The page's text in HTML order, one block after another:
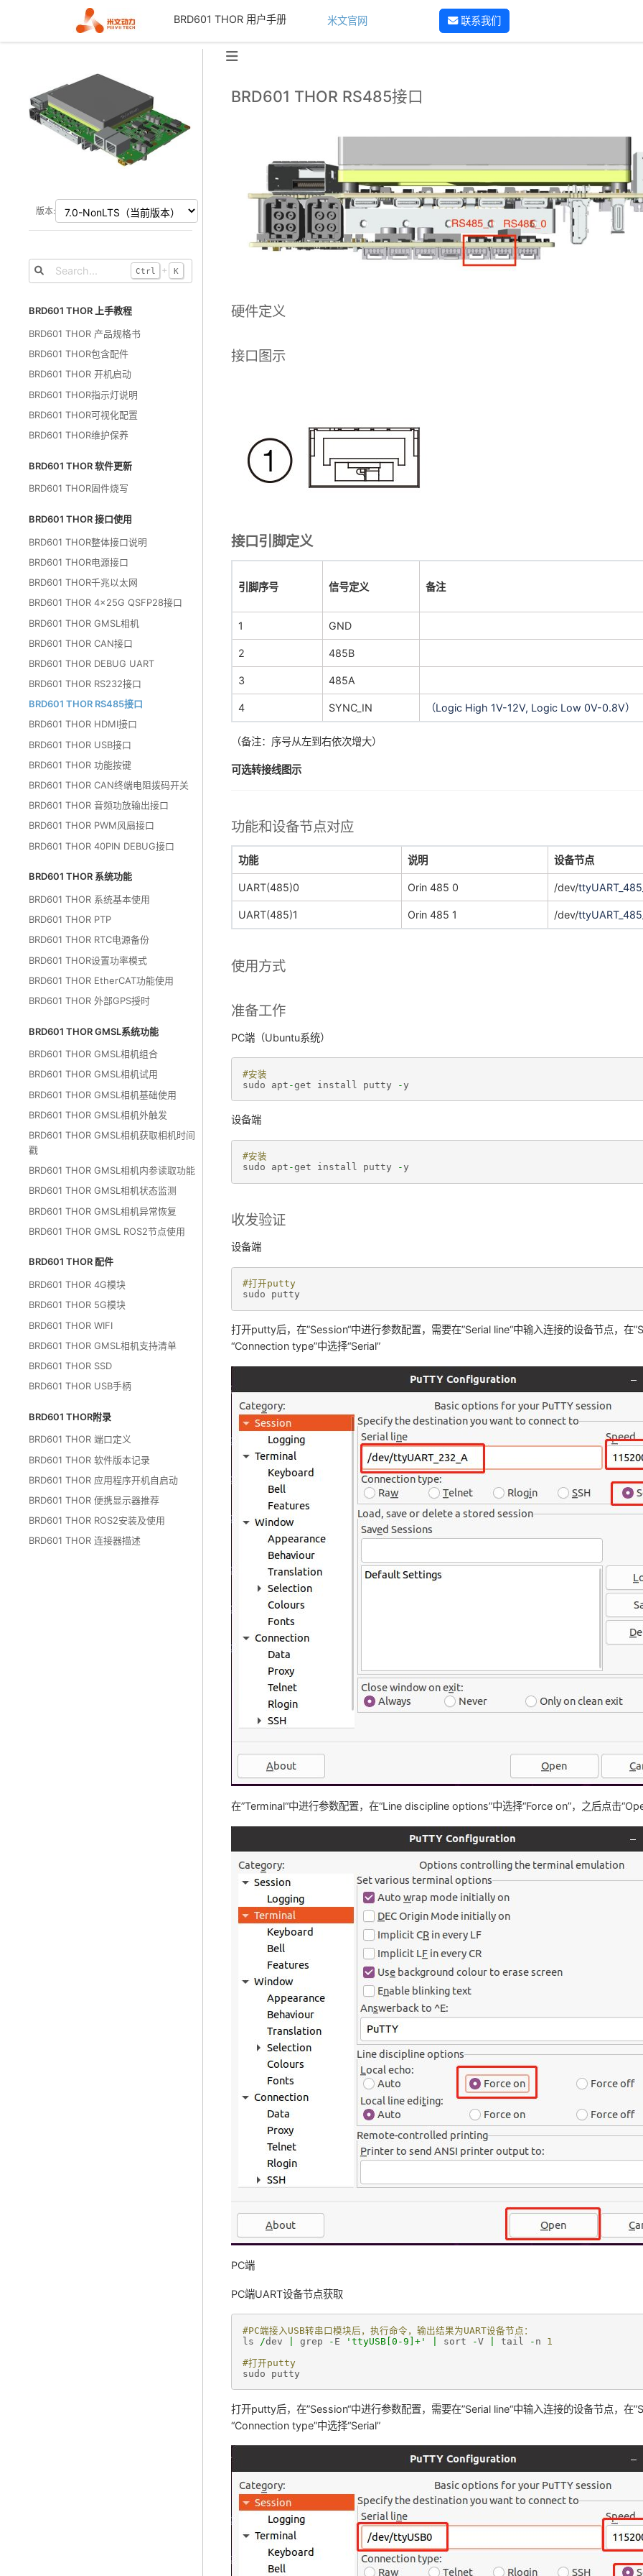
BRD601 THOR 用户手册 米文官网 联系我们
版本:
Ctrl + K
BRD601 THOR 上手教程
BRD601 THOR 产品规格书
BRD601 THOR包含配件
BRD601 THOR 开机启动
BRD601 THOR指示灯说明
BRD601 THOR可视化配置
BRD601 THOR维护保养
BRD601 THOR 软件更新
BRD601 THOR固件烧写
BRD601 THOR 接口使用
BRD601 THOR整体接口说明
BRD601 THOR电源接口
BRD601 THOR千兆以太网
BRD601 THOR 4x25G QSFP28接口
BRD601 THOR GMSL相机
BRD601 THOR CAN接口
BRD601 THOR DEBUG UART
BRD601 THOR RS232接口
BRD601 THOR RS485接口
BRD601 THOR HDMI接口
BRD601 THOR USB接口
BRD601 THOR 功能按键
BRD601 THOR CAN终端电阻拨码开关
BRD601 THOR 音频功放输出接口
BRD601 THOR PWM风扇接口
BRD601 THOR 40PIN DEBUG接口
BRD601 THOR 系统功能
BRD601 THOR 系统基本使用
BRD601 THOR PTP
BRD601 THOR RTC电源备份
BRD601 THOR设置功率模式
BRD601 THOR EtherCAT功能使用
BRD601 THOR 外部GPS授时
BRD601 THOR GMSL系统功能
BRD601 THOR GMSL相机组合
BRD601 THOR GMSL相机试用
BRD601 THOR GMSL相机基础使用
BRD601 THOR GMSL相机外触发
BRD601 THOR GMSL相机获取相机时间
戳
BRD601 THOR GMSL相机内参读取功能
BRD601 THOR GMSL相机状态监测
BRD601 THOR GMSL相机异常恢复
BRD601 THOR GMSL ROS2节点使用
BRD601 THOR 配件
BRD601 THOR 4G模块
BRD601 THOR 5G模块
BRD601 THOR WIFI
BRD601 THOR GMSL相机支持清单
BRD601 THOR SSD
BRD601 THOR USB手柄
BRD601 THOR附录
BRD601 THOR 端口定义
BRD601 THOR 软件版本记录
BRD601 THOR 应用程序开机自启动
BRD601 THOR 便携显示器推荐
BRD601 THOR ROS2安装及使用
BRD601 THOR 连接器描述
BRD601 THOR RS485接口
硬件定义
接口图示
接口引脚定义
引脚序号 信号定义 备注
1 GND
2 485B
3 485A
4 SYNC_IN （Logic High 1V-12V, Logic Low 0V-0.8V）
（备注：序号从左到右依次增大）
可选转接线图示
功能和设备节点对应
功能 说明 设备节点
UART(485)0 Orin 485 0 /dev/
UART(485)1 Orin 485 1 /dev/
使用方式
准备工作
PC端（Ubuntu系统）
#安装
sudo
apt -get install putty -y
设备端
#安装
sudo
apt -get install putty -y
收发验证
设备端
#打开putty
sudo
putty
打开putty后，在”Session“中进行参数配置，需要在”Serial line“中输入连接的设备节点，在
“Connection type”中选择“Serial”
在”Terminal“中进行参数配置，在“Line discipline options”中选择“Force on”，之后点击
PC端
PC端UART设备节点获取
#PC端接入USB转串口模块后，执行命令，输出结果为UART设备节点：
ls
/dev grep - E 'ttyUSB[0-9]+' sort -V tail - n
1
#打开putty
sudo
putty
打开putty后，在”Session“中进行参数配置，需要在”Serial line“中输入连接的设备节点，在
“Connection type”中选择“Serial”